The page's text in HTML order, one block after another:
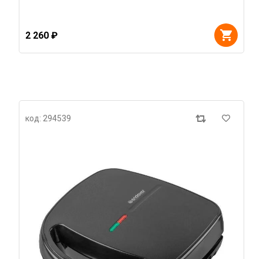
2 260 ₽
код: 294539